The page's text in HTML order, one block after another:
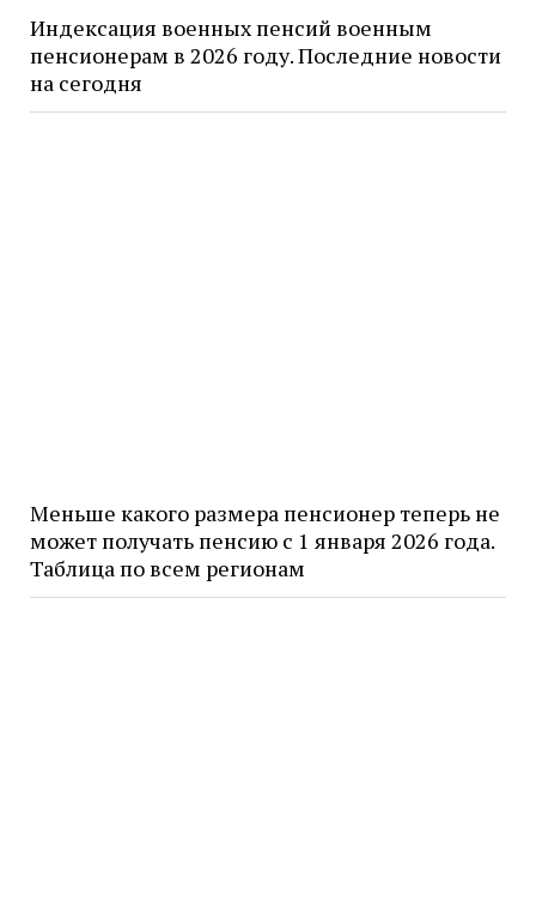
Индексация военных пенсий военным
пенсионерам в 2026 году. Последние новости
на сегодня
Меньше какого размера пенсионер теперь не
может получать пенсию с 1 января 2026 года.
Таблица по всем регионам